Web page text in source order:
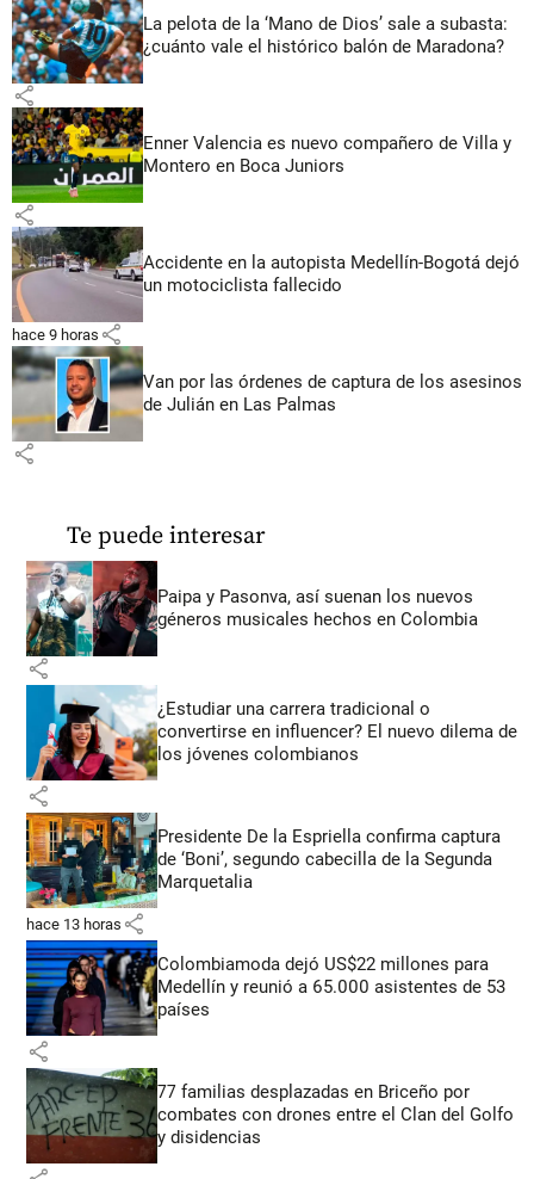
La pelota de la ‘Mano de Dios’ sale a subasta:
¿cuánto vale el histórico balón de Maradona?
share
Enner Valencia es nuevo compañero de Villa y
Montero en Boca Juniors
share
Accidente en la autopista Medellín-Bogotá dejó
un motociclista fallecido
hace 9 horas share
Van por las órdenes de captura de los asesinos
de Julián en Las Palmas
share
Te puede interesar
Paipa y Pasonva, así suenan los nuevos
géneros musicales hechos en Colombia
share
¿Estudiar una carrera tradicional o
convertirse en influencer? El nuevo dilema de
los jóvenes colombianos
share
Presidente De la Espriella confirma captura
de ‘Boni’, segundo cabecilla de la Segunda
Marquetalia
hace 13 horas share
Colombiamoda dejó US$22 millones para
Medellín y reunió a 65.000 asistentes de 53
países
share
77 familias desplazadas en Briceño por
combates con drones entre el Clan del Golfo
y disidencias